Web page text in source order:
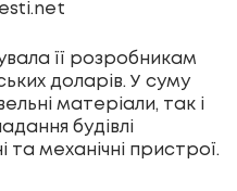
її розробникам
доларів. У суму
матеріали, так і
будівлі
та механічні пристрої.